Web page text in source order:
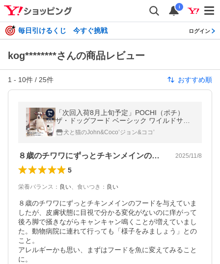
i
毎日引けるくじ 今すぐ挑戦 ログイン
kog********さんの商品レビュー
1 - 10件 / 25件 おすすめ順
「次回入荷8月上旬予定」POCHI（ポチ）
ザ・ドッグフード ベーシック ワイルドサー
モン 3kg ドライフード 小粒 犬 グレインフリ
ー 低脂肪 全年齢【公式販売店】
犬と猫のJohn&Coco’ジョン&ココ’
８歳のチワワにずっとチキンメインのフー… 2025/11/8
5
栄養バランス ： 良い、 食いつき ： 良い
８歳のチワワにずっとチキンメインのフードを与えていま
したが、皮膚状態に目視で分かる変化がないのに痒がって
後ろ脚で掻きながらキャンキャン鳴くことが増えていまし
た。動物病院に連れて行っても「様子をみましょう」との
こと。
アレルギーかも思い、まずはフードを魚に変えてみること
に。